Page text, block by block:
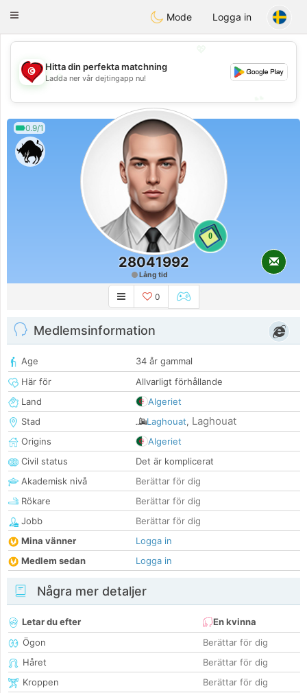
Tunisia Dating
Toggle
Mode Logga in
💖
💕
Hitta din perfekta matchning
Ladda ner vår dejtingapp nu!
0.9/1
0
28041992
Lång tid
0
Medlemsinformation
Age
34 år gammal
Här för
Allvarligt förhållande
Land
Algeriet
Stad
Laghouat, Laghouat
Origins
Algeriet
Civil status
Det är komplicerat
Akademisk nivå
Berättar för dig
Rökare
Berättar för dig
Jobb
Berättar för dig
Mina vänner
Logga in
Medlem sedan
Logga in
Några mer detaljer
Letar du efter
En kvinna
Ögon
Berättar för dig
Håret
Berättar för dig
Kroppen
Berättar för dig